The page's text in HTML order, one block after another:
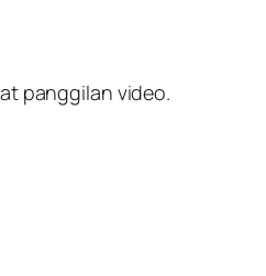
panggilan video.